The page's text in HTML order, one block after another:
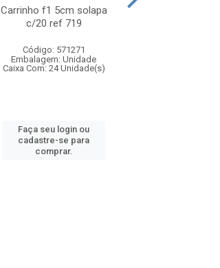
Carrinho f1 5cm solapa
c/20 ref 719
Código: 571271
Embalagem: Unidade
Caixa Com: 24 Unidade(s)
Faça seu login ou
cadastre-se para
comprar.